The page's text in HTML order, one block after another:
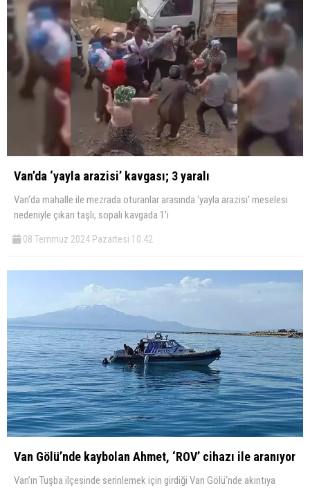
Van’da ‘yayla arazisi’ kavgası; 3 yaralı
Van‘da mahalle ile mezrada oturanlar arasında ‘yayla arazisi‘ meselesi
nedeniyle çıkan taşlı, sopalı kavgada 1’i
08 Temmuz 2024 Pazartesi 10:42
Van Gölü’nde kaybolan Ahmet, ‘ROV’ cihazı ile aranıyor
Van’ın Tuşba ilçesinde serinlemek için girdiği Van Gölü‘nde akıntıya